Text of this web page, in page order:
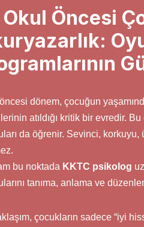
Okul Öncesi
dönem, çocuğun
atıldığı kritik bir evredir.
da öğrenir. Sevinci,
bu noktada KKTC psikolog
tanıma, anlama ve
çocukların sadece “iyi